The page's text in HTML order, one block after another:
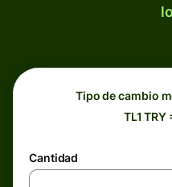
Tipo de cambio
TL1 TRY
Cantidad